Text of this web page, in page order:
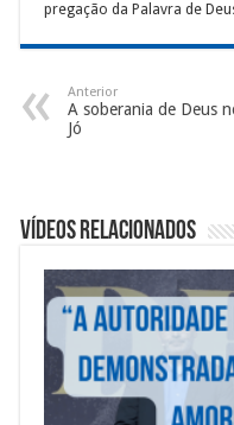
pregação da Palavra de
Anterior
A soberania de Deus
Jó
Vídeos Relacionados